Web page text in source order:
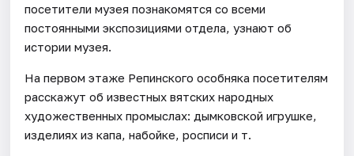
посетители музея познакомятся со всеми
постоянными экспозициями отдела, узнают об
истории музея.
На первом этаже Репинского особняка посетителям
расскажут об известных вятских народных
художественных промыслах: дымковской игрушке,
изделиях из капа, набойке, росписи и т.